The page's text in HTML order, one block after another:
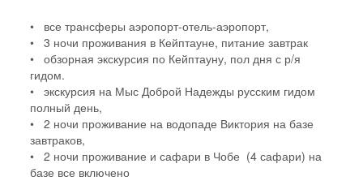
• все трансферы аэропорт-отель-аэропорт,
• 3 ночи проживания в Кейптауне, питание завтрак
• обзорная экскурсия по Кейптауну, пол дня с р/я
гидом.
• экскурсия на Мыс Доброй Надежды русским гидом
полный день,
• 2 ночи проживание на водопаде Виктория на базе
завтраков,
• 2 ночи проживание и сафари в Чобе (4 сафари) на
базе все включено